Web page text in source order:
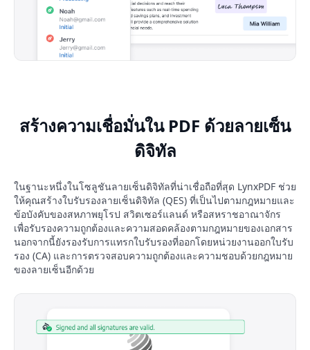
สร้างความเชื่อมั่นใน PDF ด้วยลายเซ็น
ดิจิทัล
ในฐานะหนึ่งในโซลูชันลายเซ็นดิจิทัลที่น่าเชื่อถือที่สุด LynxPDF ช่วย
ให้คุณสร้างใบรับรองลายเซ็นดิจิทัล (QES) ที่เป็นไปตามกฎหมายและ
ข้อบังคับของสหภาพยุโรป สวิตเซอร์แลนด์ หรือสหราชอาณาจักร
เพื่อรับรองความถูกต้องและความสอดคล้องตามกฎหมายของเอกสาร
นอกจากนี้ยังรองรับการแทรกใบรับรองที่ออกโดยหน่วยงานออกใบรับ
รอง (CA) และการตรวจสอบความถูกต้องและความชอบด้วยกฎหมาย
ของลายเซ็นอีกด้วย